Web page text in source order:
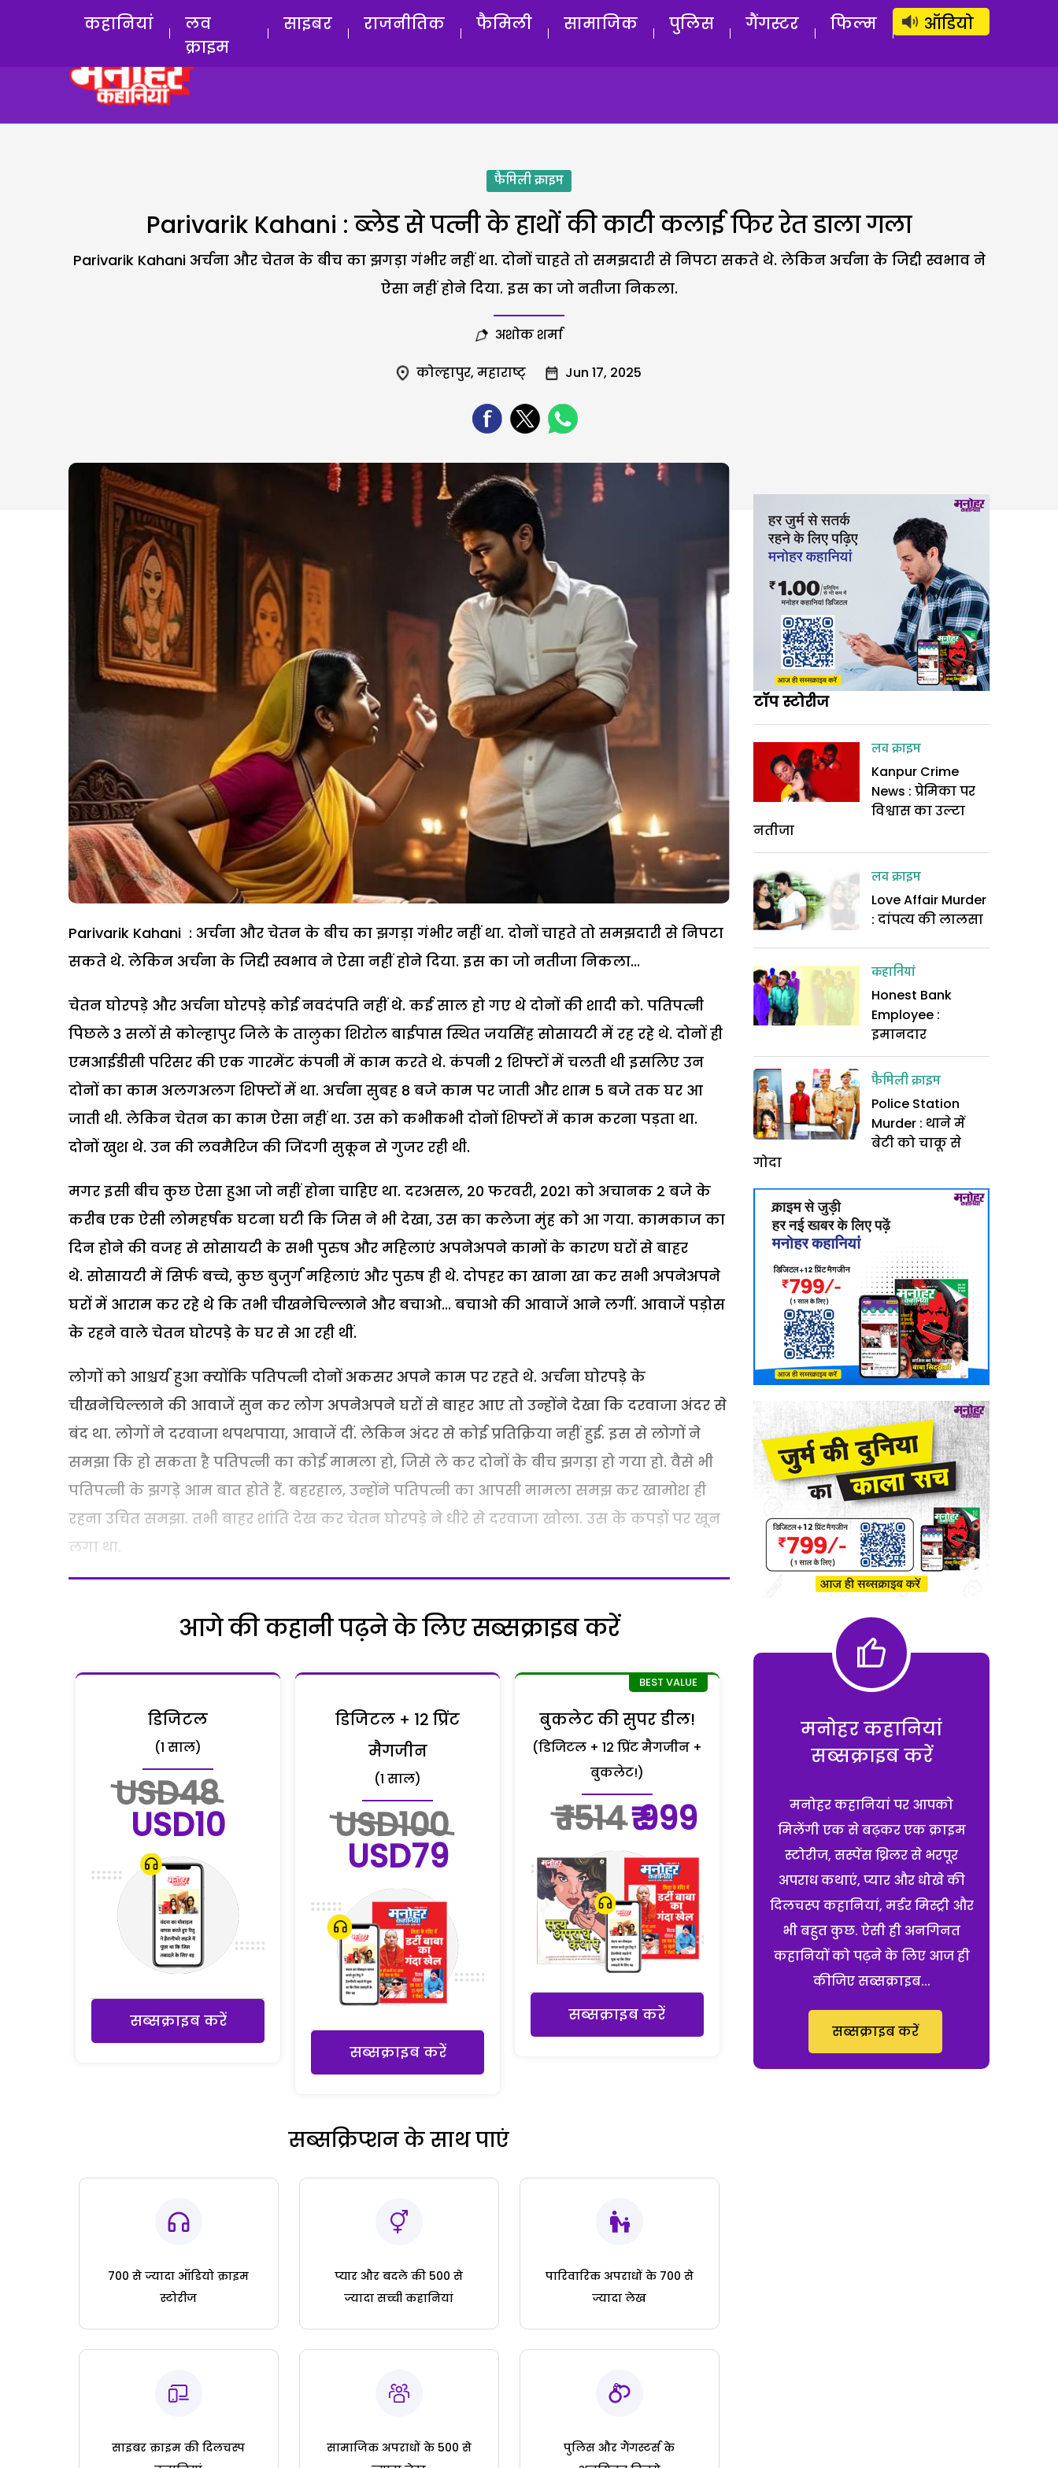
लॉग इन सब्सक्राइब करें
कहानियां
लव
क्राइम
साइबर राजनीतिक फैमिली सामाजिक पुलिस गैंगस्टर फिल्म ऑडियो
फैमिली क्राइम
Parivarik Kahani : ब्लेड से पत्नी के हाथों की काटी कलाई फिर रेत डाला गला
Parivarik Kahani अर्चना और चेतन के बीच का झगड़ा गंभीर नहीं था. दोनों चाहते तो समझदारी से निपटा सकते थे. लेकिन अर्चना के जिद्दी स्वभाव ने
ऐसा नहीं होने दिया. इस का जो नतीजा निकला.
अशोक शर्मा
कोल्हापुर, महाराष्ट् Jun 17, 2025
Parivarik Kahani : अर्चना और चेतन के बीच का झगड़ा गंभीर नहीं था. दोनों चाहते तो समझदारी से निपटा
सकते थे. लेकिन अर्चना के जिद्दी स्वभाव ने ऐसा नहीं होने दिया. इस का जो नतीजा निकला...
चेतन घोरपड़े और अर्चना घोरपड़े कोई नवदंपति नहीं थे. कई साल हो गए थे दोनों की शादी को. पतिपत्नी
पिछले 3 सलों से कोल्हापुर जिले के तालुका शिरोल बाईपास स्थित जयसिंह सोसायटी में रह रहे थे. दोनों ही
एमआईडीसी परिसर की एक गारमेंट कंपनी में काम करते थे. कंपनी 2 शिफ्टों में चलती थी इसलिए उन
दोनों का काम अलगअलग शिफ्टों में था. अर्चना सुबह 8 बजे काम पर जाती और शाम 5 बजे तक घर आ
जाती थी. लेकिन चेतन का काम ऐसा नहीं था. उस को कभीकभी दोनों शिफ्टों में काम करना पड़ता था.
दोनों खुश थे. उन की लवमैरिज की जिंदगी सुकून से गुजर रही थी.
मगर इसी बीच कुछ ऐसा हुआ जो नहीं होना चाहिए था. दरअसल, 20 फरवरी, 2021 को अचानक 2 बजे के
करीब एक ऐसी लोमहर्षक घटना घटी कि जिस ने भी देखा, उस का कलेजा मुंह को आ गया. कामकाज का
दिन होने की वजह से सोसायटी के सभी पुरुष और महिलाएं अपनेअपने कामों के कारण घरों से बाहर
थे. सोसायटी में सिर्फ बच्चे, कुछ बुजुर्ग महिलाएं और पुरुष ही थे. दोपहर का खाना खा कर सभी अपनेअपने
घरों में आराम कर रहे थे कि तभी चीखनेचिल्लाने और बचाओ... बचाओ की आवाजें आने लगीं. आवाजें पड़ोस
के रहने वाले चेतन घोरपड़े के घर से आ रही थीं.
लोगों को आश्चर्य हुआ क्योंकि पतिपत्नी दोनों अकसर अपने काम पर रहते थे. अर्चना घोरपड़े के
चीखनेचिल्लाने की आवाजें सुन कर लोग अपनेअपने घरों से बाहर आए तो उन्होंने देखा कि दरवाजा अंदर से
बंद था. लोगों ने दरवाजा थपथपाया, आवाजें दीं. लेकिन अंदर से कोई प्रतिक्रिया नहीं हुई. इस से लोगों ने
समझा कि हो सकता है पतिपत्नी का कोई मामला हो, जिसे ले कर दोनों के बीच झगड़ा हो गया हो. वैसे भी
पतिपत्नी के झगड़े आम बात होते हैं. बहरहाल, उन्होंने पतिपत्नी का आपसी मामला समझ कर खामोश ही
रहना उचित समझा. तभी बाहर शांति देख कर चेतन घोरपड़े ने धीरे से दरवाजा खोला. उस के कपड़ों पर खून
लगा था.
आगे की कहानी पढ़ने के लिए सब्सक्राइब करें
डिजिटल
(1 साल)
USD48
USD10
सब्सक्राइब करें
डिजिटल + 12 प्रिंट
मैगजीन
(1 साल)
USD100
USD79
सब्सक्राइब करें
बुकलेट की सुपर डील!
(डिजिटल + 12 प्रिंट मैगजीन +
बुकलेट!)
₹ 1514₹ 999
सब्सक्राइब करें
सब्सक्रिप्शन के साथ पाएं
700 से ज्यादा ऑडियो क्राइम
स्टोरीज
प्यार और बदले की 500 से
ज्यादा सच्ची कहानियां
पारिवारिक अपराधों के 700 से
ज्यादा लेख
साइबर क्राइम की दिलचस्प
सामाजिक अपराधों के 500 से
पुलिस और गैंगस्टर्स के
टॉप स्टोरीज
लव क्राइम
Kanpur Crime
News : प्रेमिका पर
विश्वास का उल्टा
नतीजा
लव क्राइम
Love Affair Murder
: दांपत्य की लालसा
कहानियां
Honest Bank
Employee :
इमानदार
फैमिली क्राइम
Police Station
Murder : थाने में
बेटी को चाकू से
गोदा
मनोहर कहानियां
सब्सक्राइब करें
मनोहर कहानियां पर आपको
मिलेंगी एक से बढ़कर एक क्राइम
स्टोरीज, सस्पेंस थ्रिलर से भरपूर
अपराध कथाएं, प्यार और धोखे की
दिलचस्प कहानियां, मर्डर मिस्ट्री और
भी बहुत कुछ. ऐसी ही अनगिनत
कहानियों को पढ़ने के लिए आज ही
कीजिए सब्सक्राइब...
सब्सक्राइब करें